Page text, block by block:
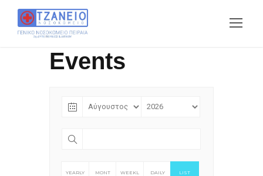
Events
YEARLY MONT WEEKL DAILY LIST